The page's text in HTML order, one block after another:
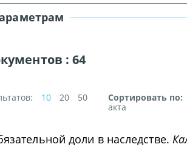
:64
10 20
50
Сортировать по:
акта
доли в наследстве.